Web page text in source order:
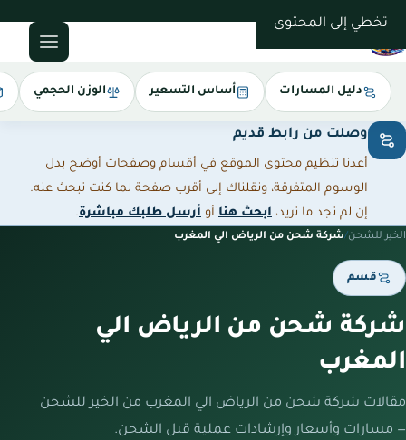
تخطي إلى المحتوى
دليل المسارات أساس التسعير الوزن الحجمي
وصلت من رابط قديم
أعدنا تنظيم محتوى الموقع في أقسام وصفحات أوضح بدل
الوسوم المتفرقة، ونقلناك إلى أقرب صفحة لما كنت تبحث عنه.
إن لم تجد ما تريد، ابحث هنا أو أرسل طلبك مباشرة.
الخير للشحن/شركة شحن من الرياض الي المغرب
قسم
شركة شحن من الرياض الي
المغرب
مقالات شركة شحن من الرياض الي المغرب من الخير للشحن
— مسارات وأسعار وإرشادات عملية قبل الشحن.